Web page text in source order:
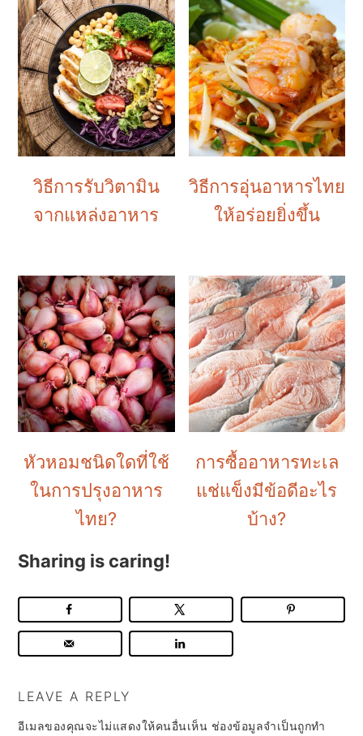
วิธีการรับวิตามิน
จากแหล่งอาหาร
วิธีการอุ่นอาหารไทย
ให้อร่อยยิ่งขึ้น
หัวหอมชนิดใดที่ใช้
ในการปรุงอาหาร
ไทย?
การซื้ออาหารทะเล
แช่แข็งมีข้อดีอะไร
บ้าง?
Sharing is caring!
LEAVE A REPLY
อีเมลของคุณจะไม่แสดงให้คนอื่นเห็น ช่องข้อมูลจำเป็นถูกทำ